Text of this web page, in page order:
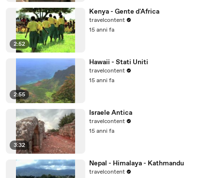
2:52
Kenya - Gente d'Africa
travelcontent
15 anni fa
2:55
Hawaii - Stati Uniti
travelcontent
15 anni fa
3:32
Israele Antica
travelcontent
15 anni fa
Nepal - Himalaya - Kathmandu
travelcontent